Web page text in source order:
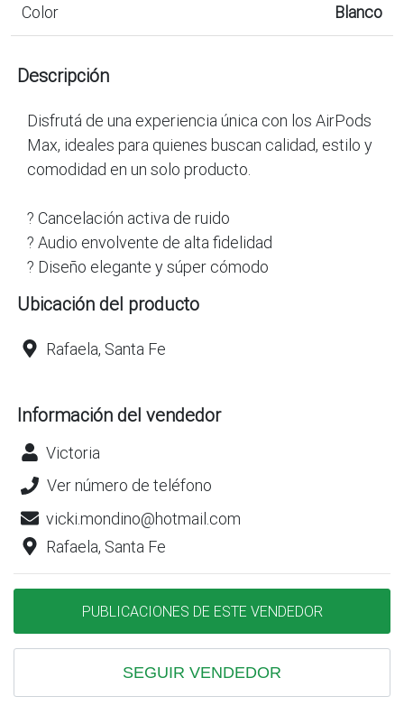
Color Blanco
Descripción
Disfrutá de una experiencia única con los AirPods
Max, ideales para quienes buscan calidad, estilo y
comodidad en un solo producto.
? Cancelación activa de ruido
? Audio envolvente de alta fidelidad
? Diseño elegante y súper cómodo
Ubicación del producto
Rafaela, Santa Fe
Información del vendedor
Victoria
Ver número de teléfono
vicki.mondino@hotmail.com
Rafaela, Santa Fe
PUBLICACIONES DE ESTE VENDEDOR
SEGUIR VENDEDOR